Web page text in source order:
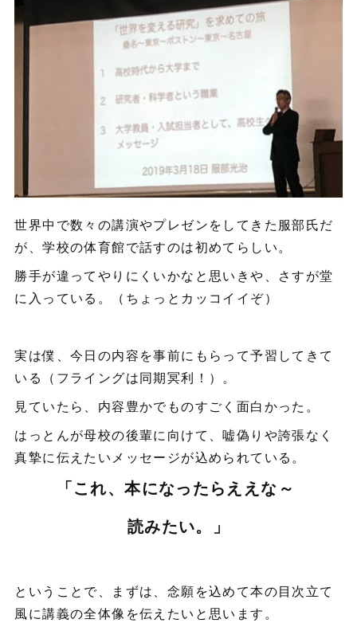
世界中で数々の講演やプレゼンをしてきた服部氏だ
が、学校の体育館で話すのは初めてらしい。
勝手が違ってやりにくいかなと思いきや、さすが堂
に入っている。（ちょっとカッコイイぞ）
実は僕、今日の内容を事前にもらって予習してきて
いる（フライングは同期冥利！）。
見ていたら、内容豊かでものすごく面白かった。
はっとんが母校の後輩に向けて、嘘偽りや誇張なく
真摯に伝えたいメッセージが込められている。
「これ、本になったらええな～
読みたい。」
ということで、まずは、念願を込めて本の目次立て
風に講義の全体像を伝えたいと思います。